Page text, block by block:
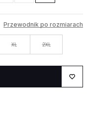
Przewodnik po rozmiarach
XL 2XL